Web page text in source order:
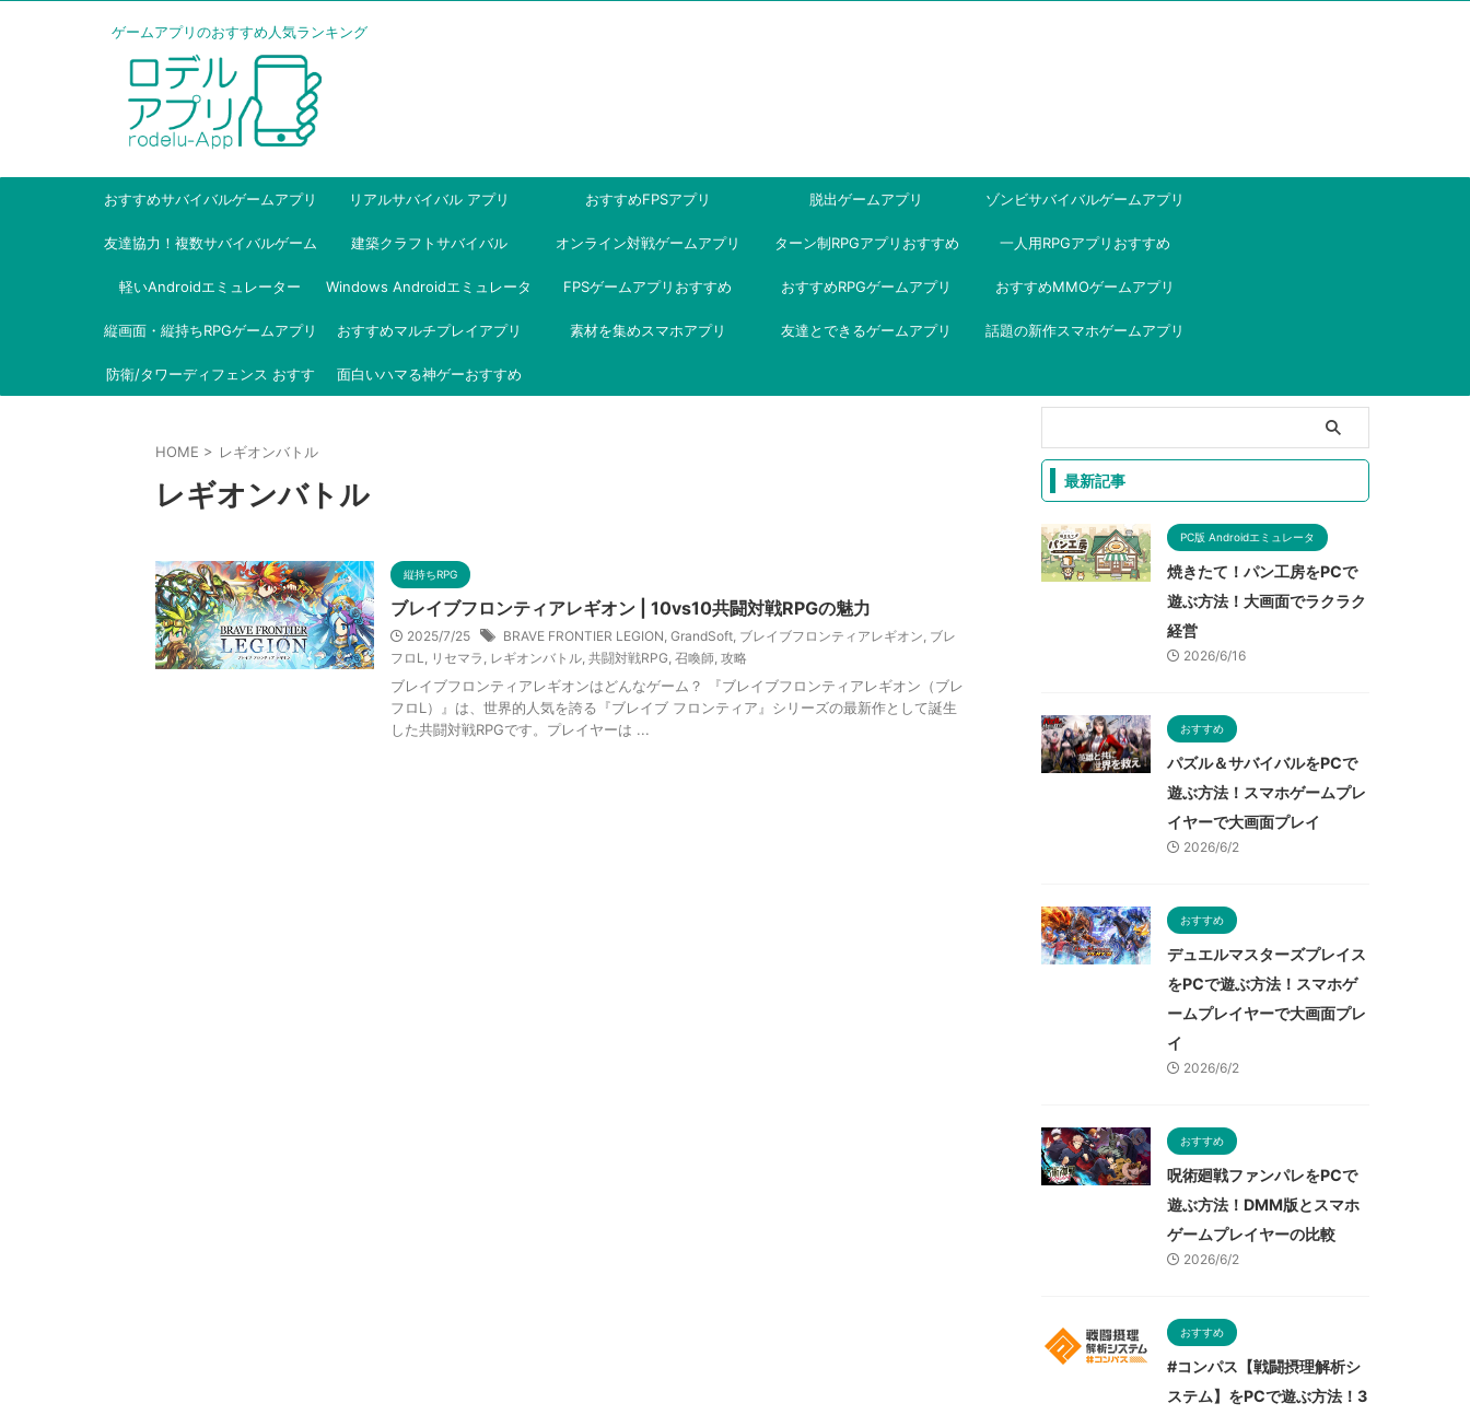
ゲームアプリのおすすめ人気ランキング
おすすめサバイバルゲームアプリ リアルサバイバル アプリ おすすめFPSアプリ 脱出ゲームアプリ ゾンビサバイバルゲームアプリ
友達協力！複数サバイバルゲーム
アプリ
建築クラフトサバイバル オンライン対戦ゲームアプリ ターン制RPGアプリおすすめ 一人用RPGアプリおすすめ
軽いAndroidエミュレーター Windows Androidエミュレータ
ー
FPSゲームアプリおすすめ おすすめRPGゲームアプリ おすすめMMOゲームアプリ
縦画面・縦持ちRPGゲームアプリ おすすめマルチプレイアプリ 素材を集めスマホアプリ 友達とできるゲームアプリ 話題の新作スマホゲームアプリ
防衛/タワーディフェンス おすす 面白いハマる神ゲーおすすめ
HOME > レギオンバトル
レギオンバトル
縦持ちRPG
ブレイブフロンティアレギオン | 10vs10共闘対戦RPGの魅力
2025/7/25 BRAVE FRONTIER LEGION, GrandSoft, ブレイブフロンティアレギオン, ブレ
フロL, リセマラ , レギオンバトル, 共闘対戦RPG, 召喚師, 攻略
ブレイブフロンティアレギオンはどんなゲーム？ 『ブレイブフロンティアレギオン（ブレ
フロL）』は、世界的人気を誇る『ブレイブ フロンティア』シリーズの最新作として誕生
した共闘対戦RPGです。プレイヤーは ...
最新記事
PC版 Androidエミュレータ
焼きたて！パン工房をPCで
遊ぶ方法！大画面でラクラク
経営
2026/6/16
おすすめ
パズル＆サバイバルをPCで
遊ぶ方法！スマホゲームプレ
イヤーで大画面プレイ
2026/6/2
おすすめ
デュエルマスターズプレイス
をPCで遊ぶ方法！スマホゲ
ームプレイヤーで大画面プレ
イ
2026/6/2
おすすめ
呪術廻戦ファンパレをPCで
遊ぶ方法！DMM版とスマホ
ゲームプレイヤーの比較
2026/6/2
おすすめ
#コンパス【戦闘摂理解析シ
ステム】をPCで遊ぶ方法！3